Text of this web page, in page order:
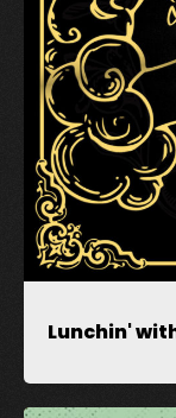
Lunchin'